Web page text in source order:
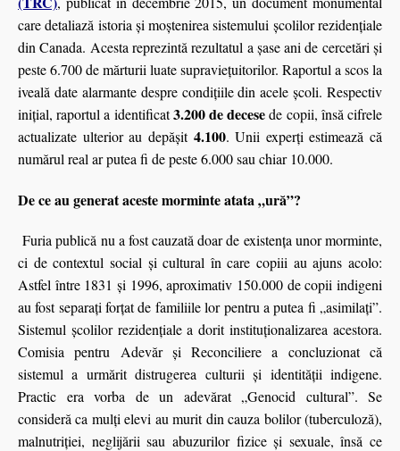
care detaliază istoria și moștenirea sistemului școlilor rezidențiale
din Canada. Acesta reprezintă rezultatul a șase ani de cercetări și
peste 6.700 de mărturii luate supraviețuitorilor. Raportul a scos la
iveală date alarmante despre condițiile din acele școli. Respectiv
inițial, raportul a identificat3.200 de decesede copii, însă cifrele
actualizate ulterior au depășit 4.100. Unii experți estimează că
numărul real ar putea fi de peste 6.000 sau chiar 10.000.
De ce au generat aceste morminte atata „ură”?
Furia publică nu a fost cauzată doar de existența unor morminte,
ci de contextul social şi cultural în care copiii au ajuns acolo:
Astfel între 1831 și 1996, aproximativ 150.000 de copii indigeni
au fost separați forțat de familiile lor pentru a putea fi „asimilați”.
Sistemul școlilor rezidențiale a dorit instituţionalizarea acestora.
Comisia pentru Adevăr și Reconciliere a concluzionat că
sistemul a urmărit distrugerea culturii și identității indigene.
Practic era vorba de un adevărat „Genocid cultural”. Se
consideră ca mulți elevi au murit din cauza bolilor (tuberculoză),
malnutriției, neglijării sau abuzurilor fizice și sexuale, însă ce